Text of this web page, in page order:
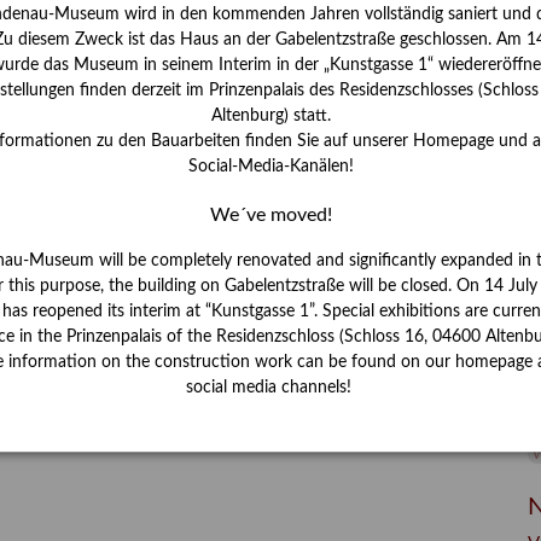
Museum wird in den kommenden Jahren vollständig saniert und
diesem Zweck ist das Haus an der Gabelentzstraße geschlossen. Am
das Museum in seinem Interim in der „Kunstgasse 1“
finden derzeit im Prinzenpalais des Residenzschlosses
Altenburg) statt.
zu den Bauarbeiten finden Sie auf unserer Homepage und
Social-Media-Kanälen!
We´ve moved!
Museum will be completely renovated and significantly expanded in
this purpose, the building on Gabelentzstraße will be closed. On 14
reopened its interim at “Kunstgasse 1”. Special exhibitions are
in the Prinzenpalais of the Residenzschloss (Schloss 16, 04600
information on the construction work can be found on our homepage
social media channels!